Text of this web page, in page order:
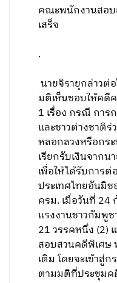
คณะพนักงานสอบ
เสร็จ
.
นายจิรายุกล่าวต่
มติเห็นชอบให้คดี
1 เรื่อง กรณี การ
และชาวต่างชาติ
หลอกลวงหรือกร
เรียกรับเงินจากน
เพื่อให้ได้รับการ
ประเทศไทยอันมิ
ครม. เมื่อวันที่ 24
แรงงานชาวกัมพู
21 วรรคหนึ่ง (2)
สอบสวนคดีพิเศษ
เติม โดยจะเข้าสู่
ตามมติที่ประชุมค